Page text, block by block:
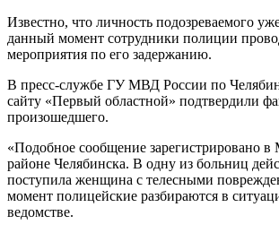
Известно, что личность подозреваемого
данный момент сотрудники полиции
мероприятия по его задержанию.
В пресс-службе ГУ МВД России по
сайту «Первый областной» подтвердили
произошедшего.
«Подобное сообщение зарегистрировано в
районе Челябинска. В одну из больниц
поступила женщина с телесными
момент полицейские разбираются в
ведомстве.